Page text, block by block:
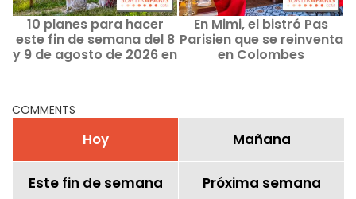
10 planes para hacer
este fin de semana del 8
y 9 de agosto de 2026 en
En Mimi, el bistró Pas
Parisien que se reinventa
en Colombes
COMMENTS
Hoy Mañana
Este fin de semana Próxima semana